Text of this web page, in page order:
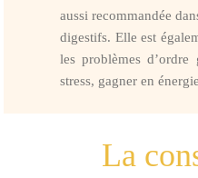
aussi recommandée
digestifs. Elle est
les problèmes
stress, gagner en
La